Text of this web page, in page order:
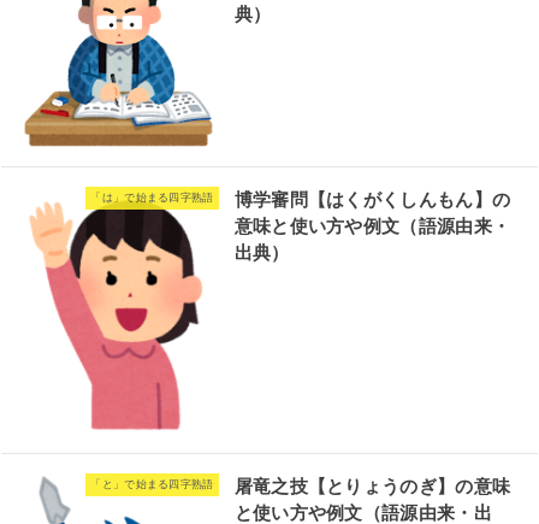
典）
「は」で始まる四字熟語
博学審問【はくがくしんもん】の
意味と使い方や例文（語源由来・
出典）
「と」で始まる四字熟語
屠竜之技【とりょうのぎ】の意味
と使い方や例文（語源由来・出